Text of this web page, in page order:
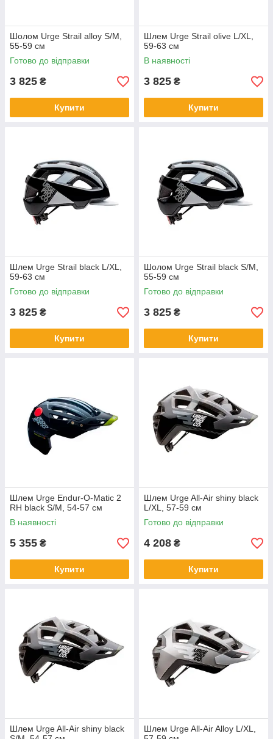
Шолом Urge Strail alloy S/M,
55-59 см
Готово до відправки
3 825 ₴
Купити
Шлем Urge Strail olive L/XL,
59-63 см
В наявності
3 825 ₴
Купити
Шлем Urge Strail black L/XL,
59-63 см
Готово до відправки
3 825 ₴
Купити
Шолом Urge Strail black S/M,
55-59 см
Готово до відправки
3 825 ₴
Купити
Шлем Urge Endur-O-Matic 2
RH black S/M, 54-57 см
В наявності
5 355 ₴
Купити
Шлем Urge All-Air shiny black
L/XL, 57-59 см
Готово до відправки
4 208 ₴
Купити
Шлем Urge All-Air shiny black
Шлем Urge All-Air Alloy L/XL,